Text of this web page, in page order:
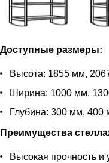
Доступные размеры:
Высота: 1855 мм,
Ширина: 1000 мм,
Глубина: 300 мм,
Преимущества
Высокая прочность и